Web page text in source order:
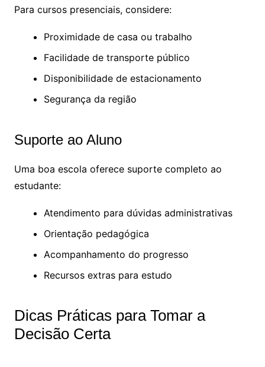
Para cursos presenciais, considere:
Proximidade de casa ou trabalho
Facilidade de transporte público
Disponibilidade de estacionamento
Segurança da região
Suporte ao Aluno
Uma boa escola oferece suporte completo ao
estudante:
Atendimento para dúvidas administrativas
Orientação pedagógica
Acompanhamento do progresso
Recursos extras para estudo
Dicas Práticas para Tomar a
Decisão Certa